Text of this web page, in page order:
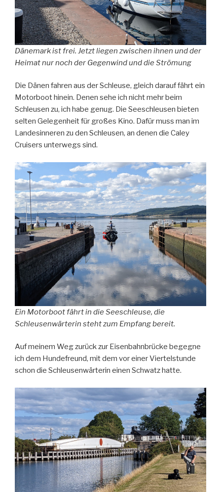
Dänemark ist frei. Jetzt liegen zwischen ihnen und der
Heimat nur noch der Gegenwind und die Strömung
Die Dänen fahren aus der Schleuse, gleich darauf fährt ein
Motorboot hinein. Denen sehe ich nicht mehr beim
Schleusen zu, ich habe genug. Die Seeschleusen bieten
selten Gelegenheit für großes Kino. Dafür muss man im
Landesinneren zu den Schleusen, an denen die Caley
Cruisers unterwegs sind.
Ein Motorboot fährt in die Seeschleuse, die
Schleusenwärterin steht zum Empfang bereit.
Auf meinem Weg zurück zur Eisenbahnbrücke begegne
ich dem Hundefreund, mit dem vor einer Viertelstunde
schon die Schleusenwärterin einen Schwatz hatte.